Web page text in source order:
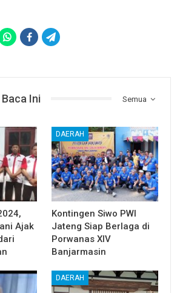
Semua
Ini
Ajak
DAERAH
Kontingen Siwo PWI
Jateng Siap Berlaga di
Porwanas XIV
Banjarmasin
DAERAH